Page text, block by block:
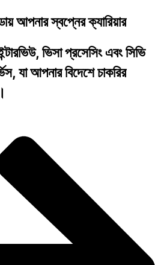
আপনার স্বপ্নের ক্যারিয়ার
ভিসা প্রসেসিং এবং সিভি
যা আপনার বিদেশে চাকরির